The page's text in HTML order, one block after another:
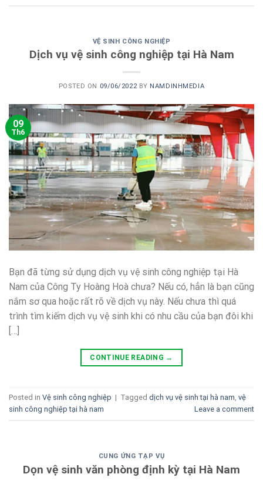
VỆ SINH CÔNG NGHIỆP
Dịch vụ vệ sinh công nghiệp tại Hà Nam
POSTED ON 09/06/2022 BY NAMDINHMEDIA
09
Th6
Bạn đã từng sử dụng dịch vụ vệ sinh công nghiệp tại Hà
Nam của Công Ty Hoàng Hoà chưa? Nếu có, hẳn là bạn cũng
nắm sơ qua hoặc rất rõ về dịch vụ này. Nếu chưa thì quá
trình tìm kiếm dịch vụ vệ sinh khi có nhu cầu của bạn đôi khi
[…]
CONTINUE READING →
Posted in Vệ sinh công nghiệp | Tagged dịch vụ vệ sinh tại hà nam, vệ
sinh công nghiệp tại hà nam
Leave a comment
CUNG ỨNG TẠP VỤ
Dọn vệ sinh văn phòng định kỳ tại Hà Nam